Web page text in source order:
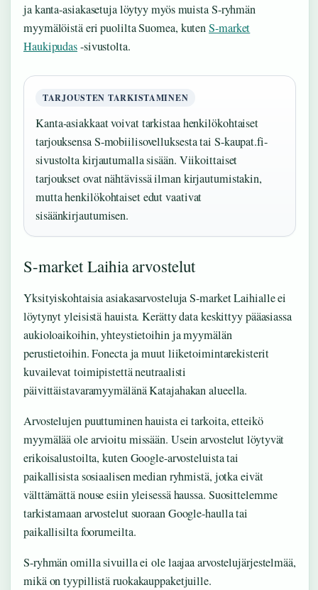
ja kanta-asiakasetuja löytyy myös muista S-ryhmän
myymälöistä eri puolilta Suomea, kutenS-market
Haukipudas-sivustolta.
TARJOUSTEN TARKISTAMINEN
Kanta-asiakkaat voivat tarkistaa henkilökohtaiset
tarjouksensa S-mobiilisovelluksesta tai S-kaupat.fi-
sivustolta kirjautumalla sisään. Viikoittaiset
tarjoukset ovat nähtävissä ilman kirjautumistakin,
mutta henkilökohtaiset edut vaativat
sisäänkirjautumisen.
S-market Laihia arvostelut
Yksityiskohtaisia asiakasarvosteluja S-market Laihialle ei
löytynyt yleisistä hauista. Kerätty data keskittyy pääasiassa
aukioloaikoihin, yhteystietoihin ja myymälän
perustietoihin. Fonecta ja muut liiketoimintarekisterit
kuvailevat toimipistettä neutraalisti
päivittäistavaramyymälänä Katajahakan alueella.
Arvostelujen puuttuminen hauista ei tarkoita, etteikö
myymälää ole arvioitu missään. Usein arvostelut löytyvät
erikoisalustoilta, kuten Google-arvosteluista tai
paikallisista sosiaalisen median ryhmistä, jotka eivät
välttämättä nouse esiin yleisessä haussa. Suosittelemme
tarkistamaan arvostelut suoraan Google-haulla tai
paikallisilta foorumeilta.
S-ryhmän omilla sivuilla ei ole laajaa arvostelujärjestelmää,
mikä on tyypillistä ruokakauppaketjuille.